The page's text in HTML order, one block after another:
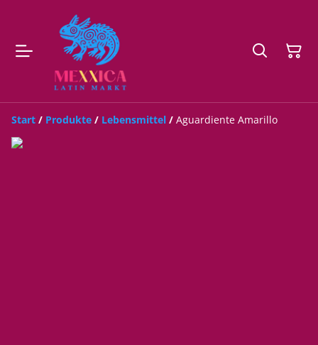
Start / Produkte / Lebensmittel / Aguardiente Amarillo